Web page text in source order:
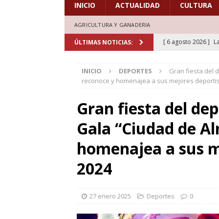
INICIO ACTUALIDAD CULTURA
AGRICULTURA Y GANADERIA
ÚLTIMAS NOTICIAS: [ 6 agosto 2026 ]
[ 6 agosto 2026 ]
[ 5 agosto 2026 ]
aficionados al
INICIO DEPORTES
Gran fiesta del
reconoce y homenajea a sus mejores
Gran fiesta del
Gala “Ciudad de
homenajea a sus
2024
27 enero 2025 Deportes 0